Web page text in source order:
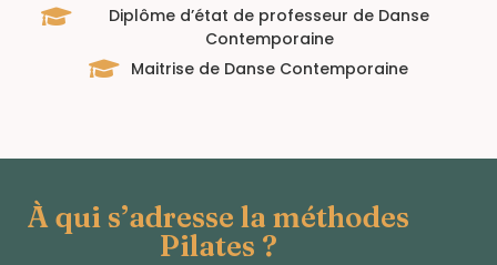
Diplôme d’état de professeur de Danse
Contemporaine
Maitrise de Danse Contemporaine
À qui s’adresse la méthodes
Pilates ?